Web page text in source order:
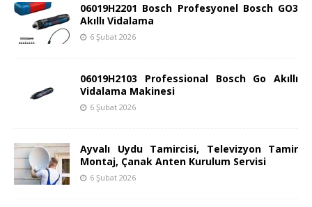
06019H2201 Bosch Profesyonel Bosch GO3
Akıllı Vidalama
6 Şubat 2026
06019H2103 Professional Bosch Go Akıllı
Vidalama Makinesi
6 Şubat 2026
Ayvalı Uydu Tamircisi, Televizyon Tamir
Montaj, Çanak Anten Kurulum Servisi
6 Şubat 2026